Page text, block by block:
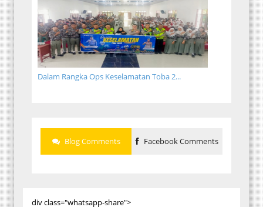
Dalam Rangka Ops Keselamatan Toba 2...
Blog Comments Facebook Comments
div class="whatsapp-share">